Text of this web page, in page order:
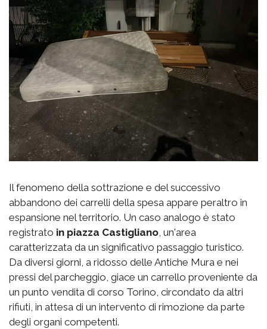
Il fenomeno della sottrazione e del successivo
abbandono dei carrelli della spesa appare peraltro in
espansione nel territorio. Un caso analogo è stato
registrato in piazza Castigliano, un'area
caratterizzata da un significativo passaggio turistico.
Da diversi giorni, a ridosso delle Antiche Mura e nei
pressi del parcheggio, giace un carrello proveniente da
un punto vendita di corso Torino, circondato da altri
rifiuti, in attesa di un intervento di rimozione da parte
degli organi competenti.